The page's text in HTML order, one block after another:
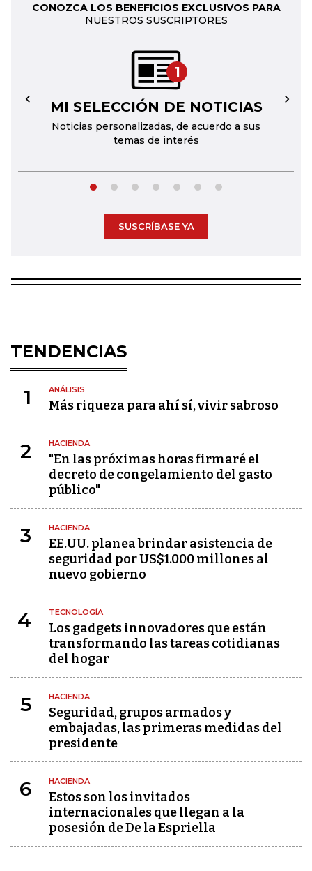
CONOZCA LOS BENEFICIOS EXCLUSIVOS PARA
NUESTROS SUSCRIPTORES
1
MI SELECCIÓN DE NOTICIAS
Noticias personalizadas, de acuerdo a sus
temas de interés
← →
SUSCRÍBASE YA
TENDENCIAS
1 ANÁLISIS
Más riqueza para ahí sí, vivir sabroso
2 HACIENDA
"En las próximas horas firmaré el
decreto de congelamiento del gasto
público"
3 HACIENDA
EE.UU. planea brindar asistencia de
seguridad por US$1.000 millones al
nuevo gobierno
4 TECNOLOGÍA
Los gadgets innovadores que están
transformando las tareas cotidianas
del hogar
5 HACIENDA
Seguridad, grupos armados y
embajadas, las primeras medidas del
presidente
6 HACIENDA
Estos son los invitados
internacionales que llegan a la
posesión de De la Espriella